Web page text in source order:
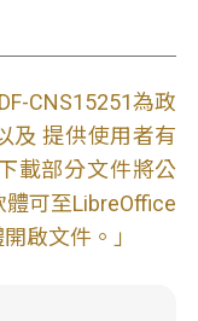
CNS15251為政
及 提供使用者有
載部分文件將公
可至LibreOffice
啟文件。」